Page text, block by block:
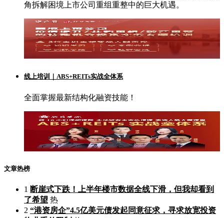
角拆解困境上市公司重组重整中的巨大机遇。
线上培训｜ABS+REITs实战全体系
全面掌握最新结构化融资技能！
文章热榜
1 断崖式下跌！上半年楼市数据全线下滑，但我却看到
了希望 热
2 “港资房企”4.5亿美元债发起同意征求，寻求放宽投资